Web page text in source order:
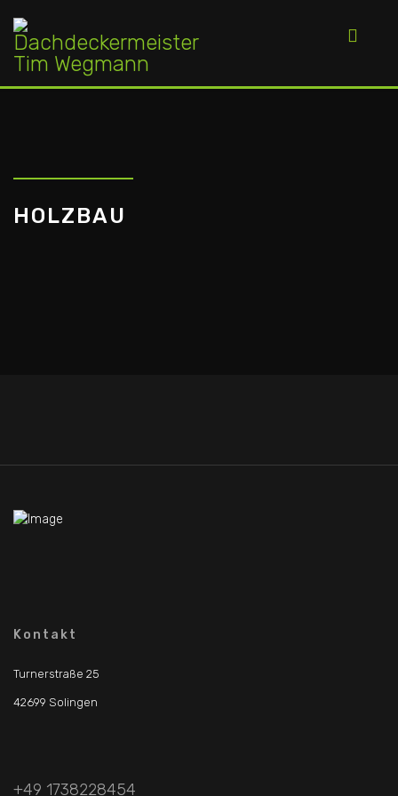
HOLZBAU
Kontakt
Turnerstraße 25
42699 Solingen
+49 1738228454